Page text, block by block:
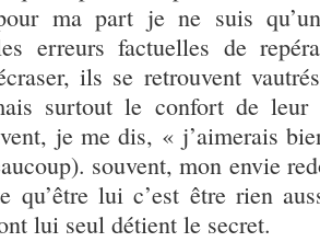
ma part je ne suis
erreurs factuelles de
ils se retrouvent
surtout le confort de leur
je me dis, « j’aimerais
souvent, mon envie
qu’être lui c’est être rien
lui seul détient le secret.